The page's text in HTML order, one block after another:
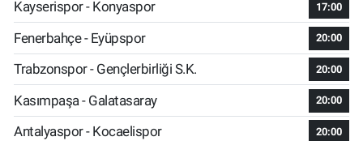
Kayserispor - Konyaspor
17:00
Fenerbahçe - Eyüpspor 20:00
Trabzonspor - Gençlerbirliği S.K. 20:00
Kasımpaşa - Galatasaray 20:00
Antalyaspor - Kocaelispor 20:00